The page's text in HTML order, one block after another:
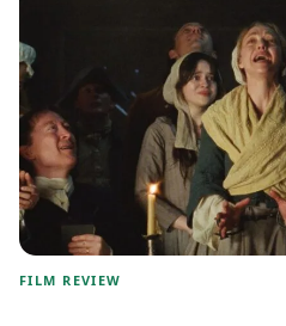
FILM REVIEW